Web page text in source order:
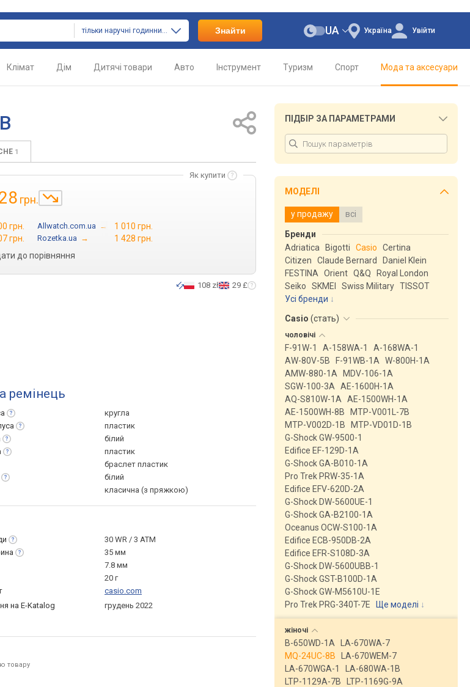
тільки наручні годинники Знайти Україна
UA Увійти
Клімат Дім Дитячі товари Авто Інструмент Туризм Спорт Мода та аксесуари
1
Як купити
грн.
грн. Allwatch.com.ua → 1 010 грн.
грн. Rozetka.ua →
1 428 грн.
до порівняння
108 zł 29 £
ремінець
кругла
пластик
білий
пластик
браслет пластик
білий
класична (з пряжкою)
30 WR / 3 ATM
35 мм
7.8 мм
20 г
casio.com
на E-Katalog
грудень 2022
товару
ПІДБІР ЗА ПАРАМЕТРАМИ
МОДЕЛІ
у продажу всі
Бренди
Adriatica
Bigotti Casio
Certina
Citizen
Claude Bernard
Daniel Klein
FESTINA
Orient Q&Q
Royal London
Seiko
SKMEI Swiss Military TISSOT
Усі бренди
Casio (стать)
чоловічі
F-91W-1 A-158WA-1
A-168WA-1
AW-80V-5B
F-91WB-1A
W-800H-1A
AMW-880-1A
MDV-106-1A
SGW-100-3A
AE-1600H-1A
AQ-S810W-1A
AE-1500WH-1A
AE-1500WH-8B
MTP-V001L-7B
MTP-V002D-1B
MTP-VD01D-1B
G-Shock GW-9500-1
Edifice EF-129D-1A
G-Shock GA-B010-1A
Pro Trek PRW-35-1A
Edifice EFV-620D-2A
G-Shock DW-5600UE-1
G-Shock GA-B2100-1A
Oceanus OCW-S100-1A
Edifice ECB-950DB-2A
Edifice EFR-S108D-3A
G-Shock DW-5600UBB-1
G-Shock GST-B100D-1A
G-Shock GW-M5610U-1E
Pro Trek PRG-340T-7E
Ще моделі ↓
жіночі
B-650WD-1A
LA-670WA-7
MQ-24UC-8B
LA-670WEM-7
LA-670WGA-1
LA-680WA-1B
LTP-1129A-7B
LTP-1169G-9A